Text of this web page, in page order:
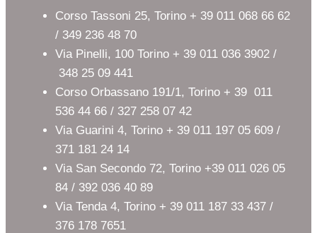
Corso Tassoni 25, Torino + 39 011 068 66 62
/ 349 236 48 70
Via Pinelli, 100 Torino + 39 011 036 3902 /
348 25 09 441
Corso Orbassano 191/1, Torino + 39 011
536 44 66 / 327 258 07 42
Via Guarini 4, Torino + 39 011 197 05 609 /
371 181 24 14
Via San Secondo 72, Torino +39 011 026 05
84 / 392 036 40 89
Via Tenda 4, Torino + 39 011 187 33 437 /
376 178 7651